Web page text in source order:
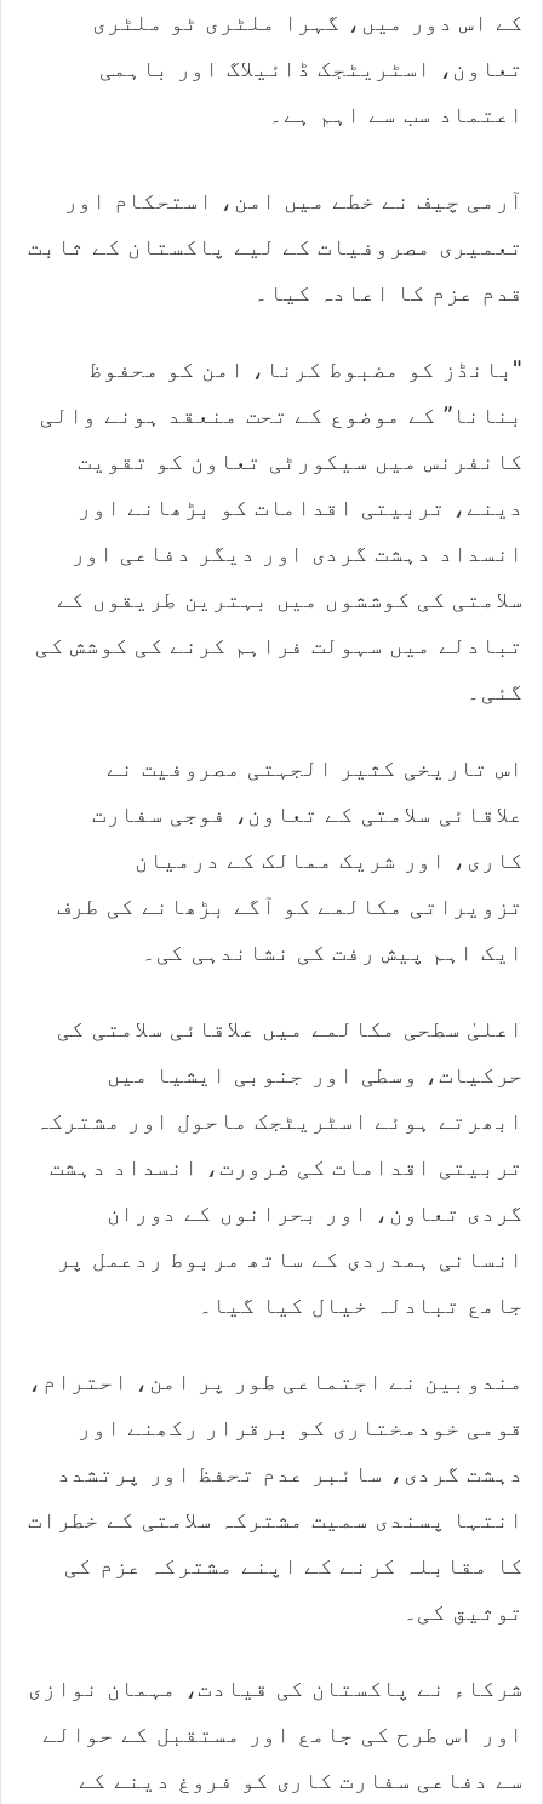
کے اس دور میں، گہرا ملٹری ٹو ملٹری
تعاون، اسٹریٹجک ڈائیلاگ اور باہمی
اعتماد سب سے اہم ہے۔
آرمی چیف نے خطے میں امن، استحکام اور
تعمیری مصروفیات کے لیے پاکستان کے ثابت
قدم عزم کا اعادہ کیا۔
"بانڈز کو مضبوط کرنا، امن کو محفوظ
بنانا” کے موضوع کے تحت منعقد ہونے والی
کانفرنس میں سیکورٹی تعاون کو تقویت
دینے، تربیتی اقدامات کو بڑھانے اور
انسداد دہشت گردی اور دیگر دفاعی اور
سلامتی کی کوششوں میں بہترین طریقوں کے
تبادلے میں سہولت فراہم کرنے کی کوشش کی
گئی۔
اس تاریخی کثیر الجہتی مصروفیت نے
علاقائی سلامتی کے تعاون، فوجی سفارت
کاری، اور شریک ممالک کے درمیان
تزویراتی مکالمے کو آگے بڑھانے کی طرف
ایک اہم پیش رفت کی نشاندہی کی۔
اعلیٰ سطحی مکالمے میں علاقائی سلامتی کی
حرکیات، وسطی اور جنوبی ایشیا میں
ابھرتے ہوئے اسٹریٹجک ماحول اور مشترکہ
تربیتی اقدامات کی ضرورت، انسداد دہشت
گردی تعاون، اور بحرانوں کے دوران
انسانی ہمدردی کے ساتھ مربوط ردعمل پر
جامع تبادلہ خیال کیا گیا۔
مندوبین نے اجتماعی طور پر امن، احترام،
قومی خودمختاری کو برقرار رکھنے اور
دہشت گردی، سائبر عدم تحفظ اور پرتشدد
انتہا پسندی سمیت مشترکہ سلامتی کے خطرات
کا مقابلہ کرنے کے اپنے مشترکہ عزم کی
توثیق کی۔
شرکاء نے پاکستان کی قیادت، مہمان نوازی
اور اس طرح کی جامع اور مستقبل کے حوالے
سے دفاعی سفارت کاری کو فروغ دینے کے